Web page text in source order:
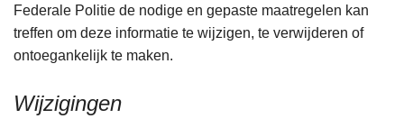
Federale Politie de nodige en gepaste maatregelen kan
treffen om deze informatie te wijzigen, te verwijderen of
ontoegankelijk te maken.
Wijzigingen